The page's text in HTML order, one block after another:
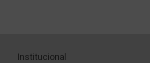
Institucional